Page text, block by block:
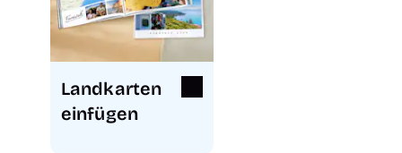
Landkarten
einfügen